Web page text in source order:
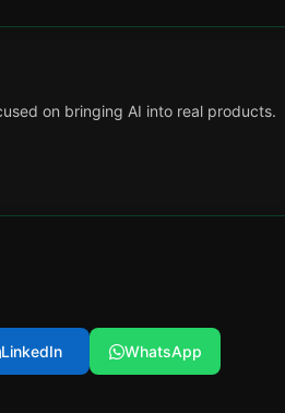
on bringing AI into real products.
LinkedIn WhatsApp